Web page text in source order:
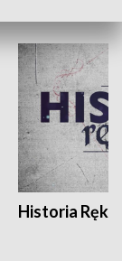
Historia Ręką